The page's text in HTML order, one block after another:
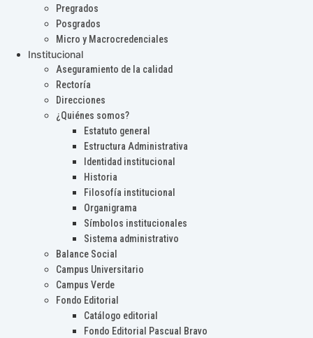
Pregrados
Posgrados
Micro y Macrocredenciales
Institucional
Aseguramiento de la calidad
Rectoría
Direcciones
¿Quiénes somos?
Estatuto general
Estructura Administrativa
Identidad institucional
Historia
Filosofía institucional
Organigrama
Símbolos institucionales
Sistema administrativo
Balance Social
Campus Universitario
Campus Verde
Fondo Editorial
Catálogo editorial
Fondo Editorial Pascual Bravo